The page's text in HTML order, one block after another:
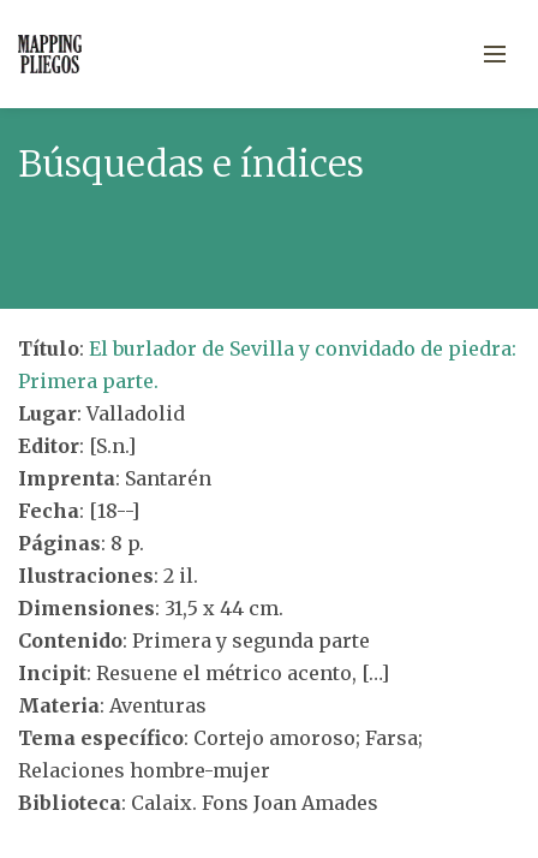
Búsquedas e índices
Título: El burlador de Sevilla y convidado de piedra:
Primera parte.
Lugar: Valladolid
Editor: [S.n.]
Imprenta: Santarén
Fecha: [18--]
Páginas: 8 p.
Ilustraciones: 2 il.
Dimensiones: 31,5 x 44 cm.
Contenido: Primera y segunda parte
Incipit: Resuene el métrico acento, […]
Materia: Aventuras
Tema específico: Cortejo amoroso; Farsa;
Relaciones hombre-mujer
Biblioteca: Calaix. Fons Joan Amades